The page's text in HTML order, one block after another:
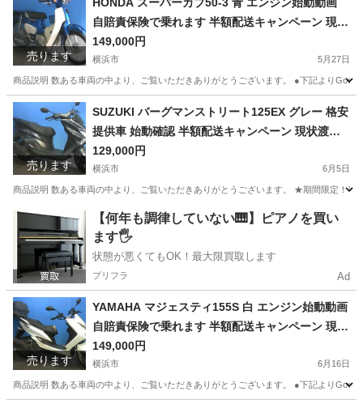
売ります
自賠責保険で乗れます 半額配送キャンペーン 現状
渡し諸経費￥0- 横浜 P-Yard
149,000円
横浜市 5月27日
商品説明 数ある車両の中より、ご覧いただきありがとうございます。 ●下記より
神奈川 横浜市 エンジン
売ります
SUZUKI バーグマンストリート125EX グレー 格安
提供車 始動確認 半額配送キャンペーン 現状渡し
諸経費￥0- 横浜 P-Yard
129,000円
横浜市 6月5日
商品説明 数ある車両の中より、ご覧いただきありがとうございます。 ★期間限定！
神奈川 スズキ SUZUKI
【何年も調律していない🎹】ピアノを買い
ます🖐️
状態が悪くてもOK！最大限買取します
プリフラ Ad
売ります
YAMAHA マジェスティ155S 白 エンジン始動動画
自賠責保険で乗れます 半額配送キャンペーン 現状
渡し諸経費￥0- 横浜 P-Yard
149,000円
横浜市 6月16日
商品説明 数ある車両の中より、ご覧いただきありがとうございます。 ●下記より